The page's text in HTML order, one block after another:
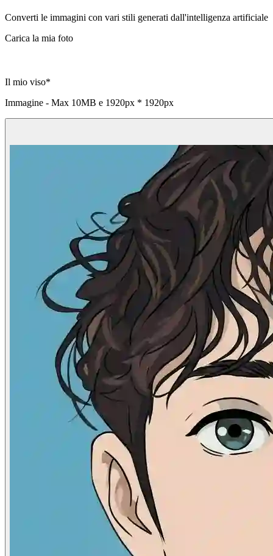
Converti le immagini con vari stili generati dall'intelligenza artificiale
Carica la mia foto
Il mio viso*
Immagine - Max 10MB e 1920px * 1920px